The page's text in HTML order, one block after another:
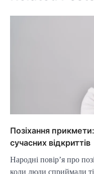
Позіхання прикмети:
сучасних відкриттів
Народні повір’я про
коли люди сприймали